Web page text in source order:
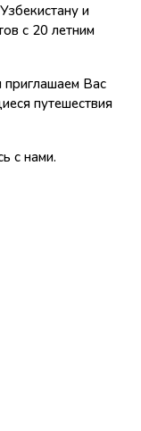
и
с 20 летним
приглашаем Вас
путешествия
с нами.